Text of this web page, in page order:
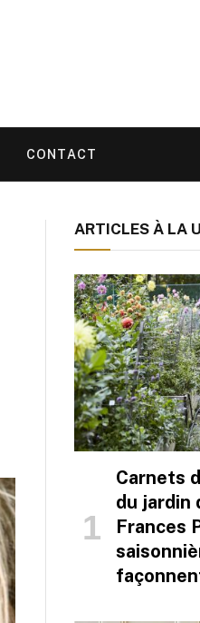
CONTACT
ARTICLES À LA
Carnets
du jardin
Frances